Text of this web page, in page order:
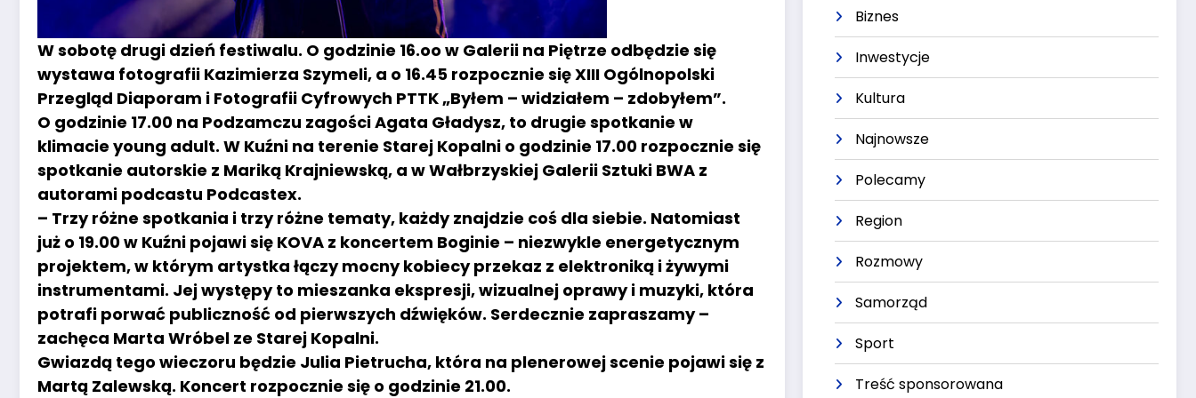
W sobotę drugi dzień festiwalu. O godzinie 16.oo w Galerii na Piętrze odbędzie się
wystawa fotografii Kazimierza Szymeli, a o 16.45 rozpocznie się XIII Ogólnopolski
Przegląd Diaporam i Fotografii Cyfrowych PTTK „Byłem – widziałem – zdobyłem”.
O godzinie 17.00 na Podzamczu zagości Agata Gładysz, to drugie spotkanie w
klimacie young adult. W Kuźni na terenie Starej Kopalni o godzinie 17.00 rozpocznie się
spotkanie autorskie z Mariką Krajniewską, a w Wałbrzyskiej Galerii Sztuki BWA z
autorami podcastu Podcastex.
– Trzy różne spotkania i trzy różne tematy, każdy znajdzie coś dla siebie. Natomiast
już o 19.00 w Kuźni pojawi się KOVA z koncertem Boginie – niezwykle energetycznym
projektem, w którym artystka łączy mocny kobiecy przekaz z elektroniką i żywymi
instrumentami. Jej występy to mieszanka ekspresji, wizualnej oprawy i muzyki, która
potrafi porwać publiczność od pierwszych dźwięków. Serdecznie zapraszamy –
zachęca Marta Wróbel ze Starej Kopalni.
Gwiazdą tego wieczoru będzie Julia Pietrucha, która na plenerowej scenie pojawi się z
Martą Zalewską. Koncert rozpocznie się o godzinie 21.00.
Biznes
Inwestycje
Kultura
Najnowsze
Polecamy
Region
Rozmowy
Samorząd
Sport
Treść sponsorowana